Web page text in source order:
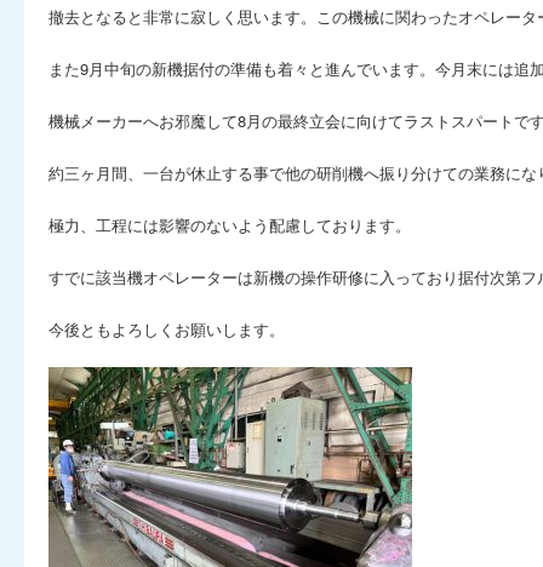
撤去となると非常に寂しく思います。この機械に関わったオペレー
また9月中旬の新機据付の準備も着々と進んでいます。今月末には追
機械メーカーへお邪魔して8月の最終立会に向けてラストスパートで
約三ヶ月間、一台が休止する事で他の研削機へ振り分けての業務にな
極力、工程には影響のないよう配慮しております。
すでに該当機オペレーターは新機の操作研修に入っており据付次第
今後ともよろしくお願いします。